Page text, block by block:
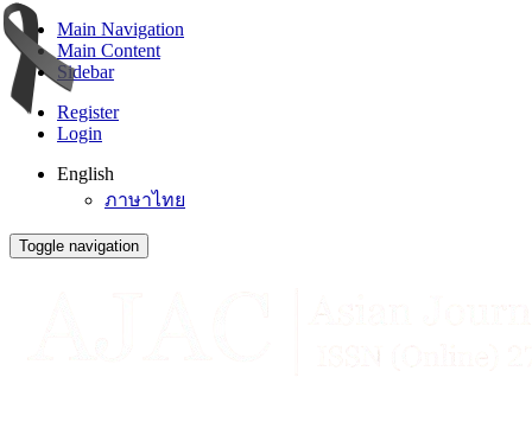
Main Navigation
Main Content
Sidebar
Register
Login
English
ภาษาไทย
Toggle navigation